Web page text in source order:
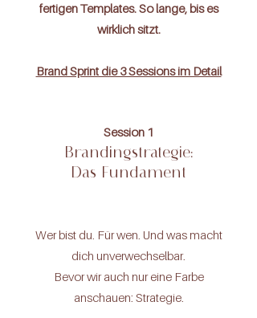
fertigen Templates. So lange, bis es
wirklich sitzt.
Brand Sprint die 3 Sessions im Detail
Session 1
Brandingstrategie:
Das Fundament
Wer bist du. Für wen. Und was macht
dich unverwechselbar.
Bevor wir auch nur eine Farbe
anschauen: Strategie.